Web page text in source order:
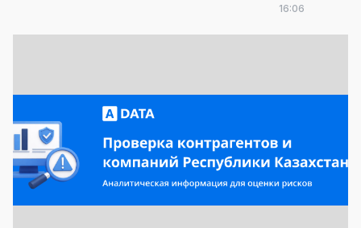
16:06